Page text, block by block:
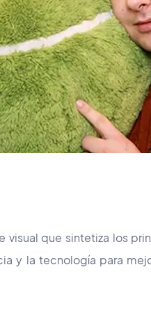
visual que sintetiza los
y la tecnología para